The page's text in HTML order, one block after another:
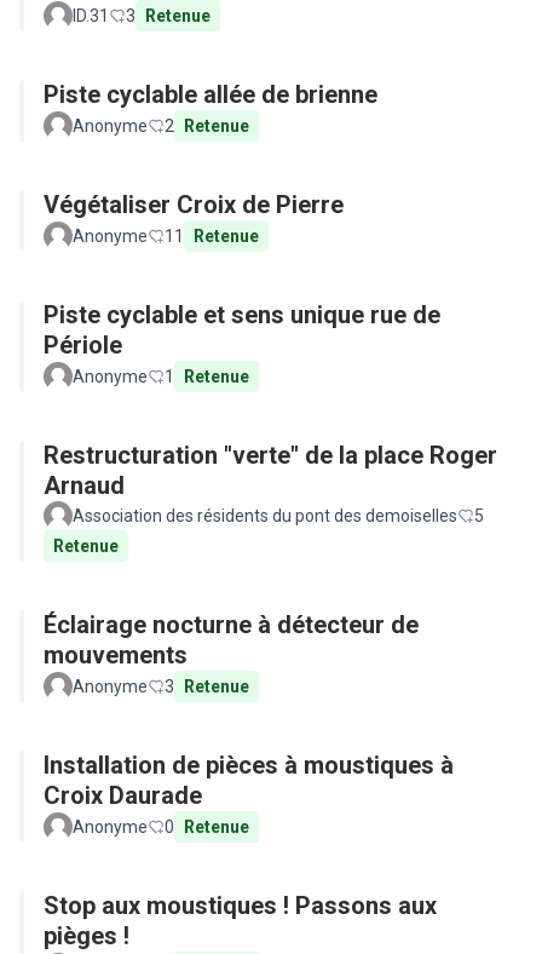
ID.31 3 Retenue
Piste cyclable allée de brienne
Anonyme 2 Retenue
Végétaliser Croix de Pierre
Anonyme 11 Retenue
Piste cyclable et sens unique rue de
Périole
Anonyme 1 Retenue
Restructuration "verte" de la place Roger
Arnaud
Association des résidents du pont des demoiselles
5
Retenue
Éclairage nocturne à détecteur de
mouvements
Anonyme 3 Retenue
Installation de pièces à moustiques à
Croix Daurade
Anonyme 0 Retenue
Stop aux moustiques ! Passons aux
pièges !